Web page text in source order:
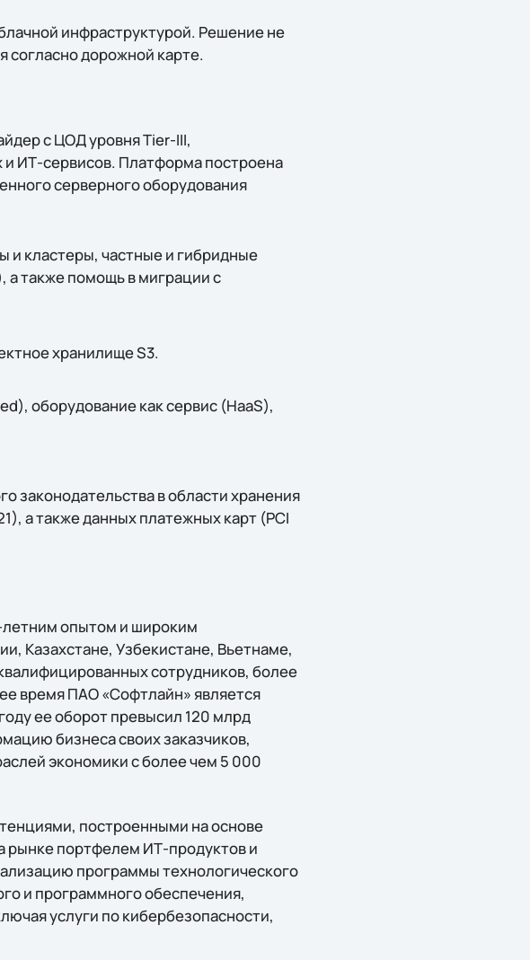
инфраструктурой. Решение не
согласно дорожной карте.
с ЦОД уровня Tier-III,
ИТ-сервисов. Платформа построена
серверного оборудования
и кластеры, частные и гибридные
а также помощь в миграции с
хранилище S3.
оборудование как сервис (HaaS),
законодательства в области хранения
а также данных платежных карт (PCI
опытом и широким
Казахстане, Узбекистане, Вьетнаме,
сотрудников, более
время ПАО «Софтлайн» является
ее оборот превысил 120 млрд
бизнеса своих заказчиков,
экономики с более чем 5 000
построенными на основе
рынке портфелем ИТ-продуктов и
программы технологического
и программного обеспечения,
услуги по кибербезопасности,